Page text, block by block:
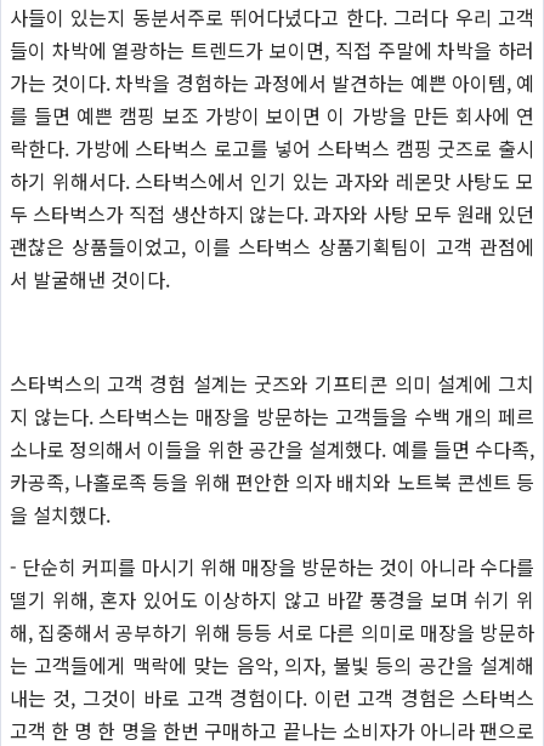
사들이 있는지 동분서주로 뛰어다녔다고 한다. 그러다 우리 고객
들이 차박에 열광하는 트렌드가 보이면, 직접 주말에 차박을 하러
가는 것이다. 차박을 경험하는 과정에서 발견하는 예쁜 아이템, 예
를 들면 예쁜 캠핑 보조 가방이 보이면 이 가방을 만든 회사에 연
락한다. 가방에 스타벅스 로고를 넣어 스타벅스 캠핑 굿즈로 출시
하기 위해서다. 스타벅스에서 인기 있는 과자와 레몬맛 사탕도 모
두 스타벅스가 직접 생산하지 않는다. 과자와 사탕 모두 원래 있던
괜찮은 상품들이었고, 이를 스타벅스 상품기획팀이 고객 관점에
서 발굴해낸 것이다.
스타벅스의 고객 경험 설계는 굿즈와 기프티콘 의미 설계에 그치
지 않는다. 스타벅스는 매장을 방문하는 고객들을 수백 개의 페르
소나로 정의해서 이들을 위한 공간을 설계했다. 예를 들면 수다족,
카공족, 나홀로족 등을 위해 편안한 의자 배치와 노트북 콘센트 등
을 설치했다.
- 단순히 커피를 마시기 위해 매장을 방문하는 것이 아니라 수다를
떨기 위해, 혼자 있어도 이상하지 않고 바깥 풍경을 보며 쉬기 위
해, 집중해서 공부하기 위해 등등 서로 다른 의미로 매장을 방문하
는 고객들에게 맥락에 맞는 음악, 의자, 불빛 등의 공간을 설계해
내는 것, 그것이 바로 고객 경험이다. 이런 고객 경험은 스타벅스
고객 한 명 한 명을 한번 구매하고 끝나는 소비자가 아니라 팬으로